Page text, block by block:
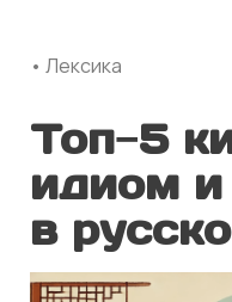
• Лексика
Топ−5
идиом и
в